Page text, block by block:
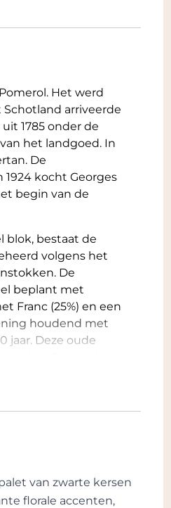
Het werd
arriveerde
1785 onder de
het landgoed. In
De
kocht Georges
begin van de
blok, bestaat de
volgens het
De
beplant met
Franc (25%) en een
houdend met
jaar. Deze oude
rijpheidsniveaus
vinificatie vindt
een zachte,
geeft een
van zwarte kersen
florale accenten,